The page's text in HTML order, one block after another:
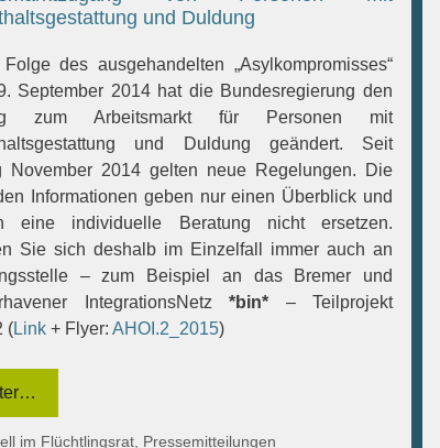
und Duldung
des ausgehandelten „Asylkompromisses“
September 2014 hat die Bundesregierung den
zum Arbeitsmarkt für Personen mit
und Duldung geändert. Seit
November 2014 gelten neue Regelungen. Die
Informationen geben nur einen Überblick und
eine individuelle Beratung nicht ersetzen.
Sie sich deshalb im Einzelfall immer auch an
– zum Beispiel an das Bremer und
IntegrationsNetz *bin* – Teilprojekt
(Link + Flyer: AHOI.2_2015)
im Flüchtlingsrat, Pressemitteilungen